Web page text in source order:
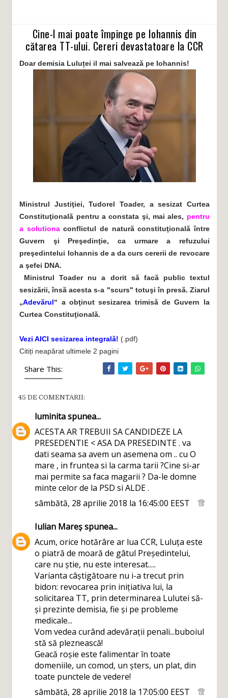
Cine-l mai poate împinge pe Iohannis din
cătarea TT-ului. Cereri devastatoare la CCR
Doar demisia Luluței il mai salvează pe Iohannis!
Ministrul Justiţiei, Tudorel Toader, a sesizat Curtea
Constituţională pentru a constata şi, mai ales, pentru
a solutionaconflictul de natură constituţională între
Guvern şi Preşedinţie, ca urmare a refuzului
preşedintelui Iohannis de a da curs cererii de revocare
a şefei DNA.
Ministrul Toader nu a dorit să facă public textul
sesizării, însă acesta s-a "scurs" totuşi în presă. Ziarul
„Adevărul“ a obţinut sesizarea trimisă de Guvern la
Curtea Constituţională.
Vezi AICI sesizarea integrală! (.pdf)
Citiți neapărat ultimele 2 pagini
Share This:
45 DE COMENTARII:
luminitaspunea...
ACESTA AR TREBUII SA CANDIDEZE LA
PRESEDENTIE < ASA DA PRESEDINTE . va
dati seama sa avem un asemena om .. cu O
mare , in fruntea si la carma tarii ?Cine si-ar
mai permite sa faca magarii ? Da-le domne
minte celor de la PSD si ALDE .
sâmbătă, 28 aprilie 2018 la 16:45:00 EEST
Iulian Mareșspunea...
Acum, orice hotărâre ar lua CCR, Luluța este
o piatră de moară de gâtul Președintelui,
care nu știe, nu este interesat.....
Varianta câștigătoare nu i-a trecut prin
bidon: revocarea prin inițiativa lui, la
solicitarea TT, prin determinarea Lulutei să-
și prezinte demisia, fie și pe probleme
medicale...
Vom vedea curând adevărații penali...buboiul
stă să pleznească!
Geacă roșie este falimentar în toate
domeniile, un comod, un șters, un plat, din
toate punctele de vedere!
sâmbătă, 28 aprilie 2018 la 17:05:00 EEST